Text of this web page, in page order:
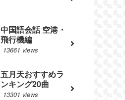
中国語会話 空港・
飛行機編
13661 views
五月天おすすめラ
ンキング20曲
13301 views